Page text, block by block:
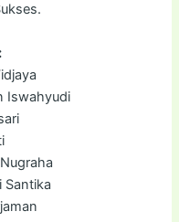
Iswahyudi
Santika